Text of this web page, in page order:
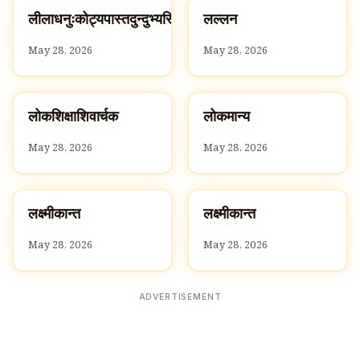
Lल
लीलाधनुःकोट्यपास्तदुन्दुभ्यस्थिमहाचय
May 28, 2026
Lल
लल्लन
May 28, 2026
Lल
लोकशिक्षाशिवार्चक
May 28, 2026
Lल
लोकमान्य
May 28, 2026
Lल
लक्ष्मीकान्त
May 28, 2026
Lल
लक्ष्मीकान्त
May 28, 2026
ADVERTISEMENT